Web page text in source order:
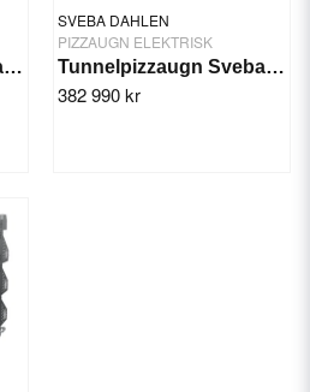
Tunnelpizzaugn Sveba Dahlen TP22
SVEBA DAHLEN
PIZZAUGN ELEKTRISK
Tunnelpizzaugn Sveba Dahlen TP31
382 990 kr